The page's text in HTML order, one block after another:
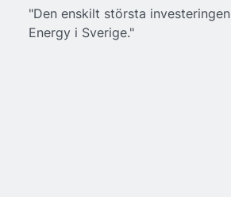
"Den enskilt största
Energy i Sverige."